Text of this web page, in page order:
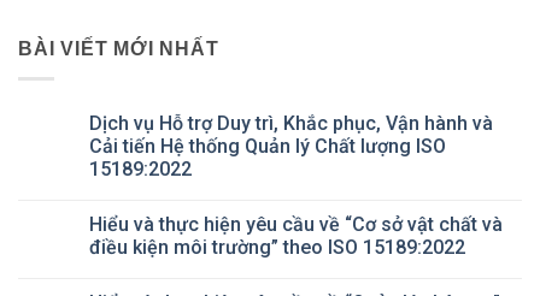
BÀI VIẾT MỚI NHẤT
Dịch vụ Hỗ trợ Duy trì, Khắc phục, Vận hành và
Cải tiến Hệ thống Quản lý Chất lượng ISO
15189:2022
bình
luận
ở
Hiểu và thực hiện yêu cầu về “Cơ sở vật chất và
điều kiện môi trường” theo ISO 15189:2022